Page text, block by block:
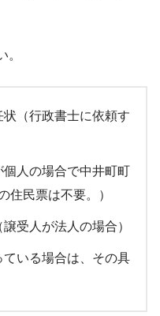
。
（行政書士に依頼す
人の場合で中井町町
民票は不要。）
受人が法人の場合）
いる場合は、その具